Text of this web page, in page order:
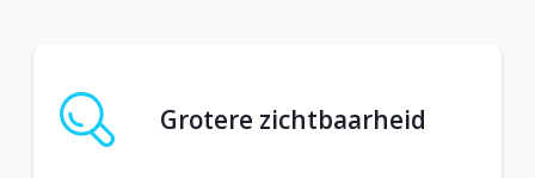
Grotere zichtbaarheid